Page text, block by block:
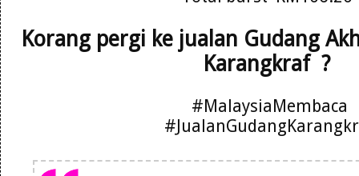
Korang pergi ke jualan Gudang
Karangkraf ?
#MalaysiaMembaca